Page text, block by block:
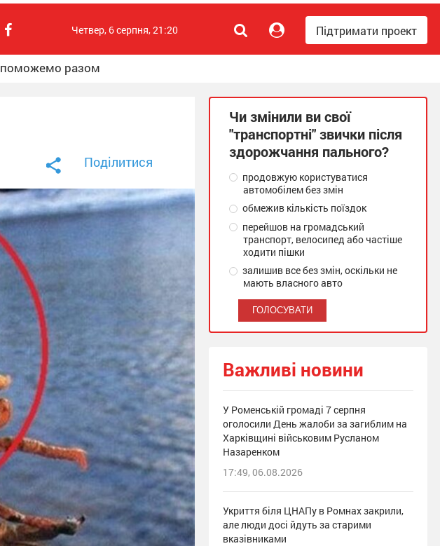
Підтримати проект
Четвер, 6 серпня, 21:20
разом
Поділитися
Чи змінили ви свої
"транспортні" звички після
здорожчання пального?
продовжую користуватися
автомобілем без змін
обмежив кількість поїздок
перейшов на громадський
транспорт, велосипед або частіше
ходити пішки
залишив все без змін, оскільки не
мають власного авто
Важливі новини
У Роменській громаді 7 серпня
оголосили День жалоби за загиблим на
Харківщині військовим Русланом
Назаренком
17:49, 06.08.2026
Укриття біля ЦНАПу в Ромнах закрили,
але люди досі йдуть за старими
вказівниками